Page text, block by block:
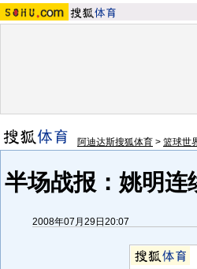
阿迪达斯搜狐体育 > 篮球世
半场战报：姚明连
2008年07月29日20:07